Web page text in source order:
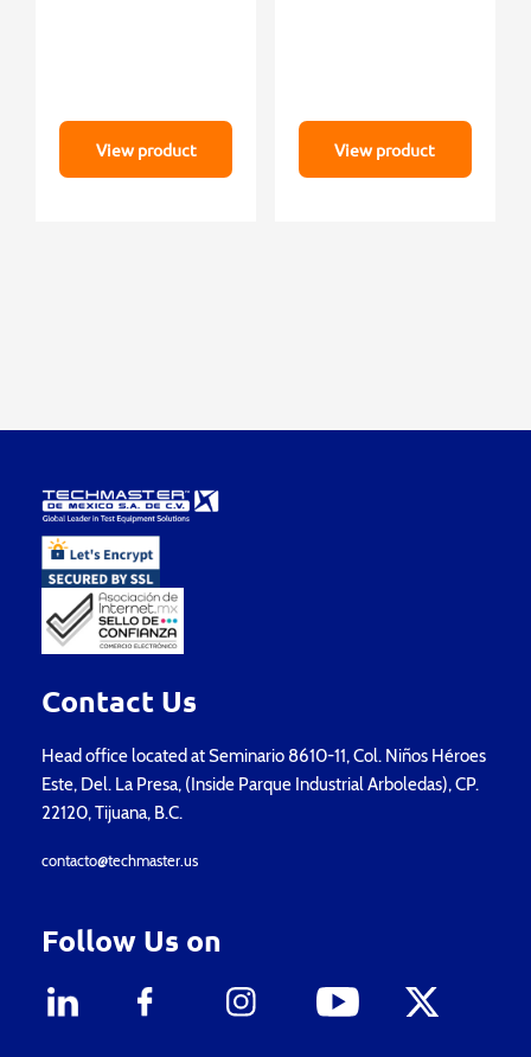
View product View product
Contact Us
Head office located at Seminario 8610-11, Col. Niños Héroes
Este, Del. La Presa, (Inside Parque Industrial Arboledas), CP.
22120, Tijuana, B.C.
contacto@techmaster.us
Follow Us on